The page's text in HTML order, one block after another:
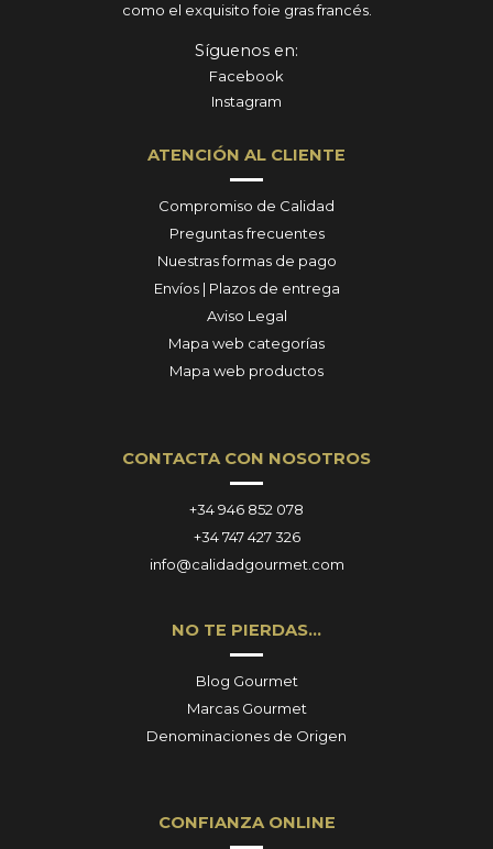
como el exquisito foie gras francés.
Síguenos en:
Facebook
Instagram
ATENCIÓN AL CLIENTE
Compromiso de Calidad
Preguntas frecuentes
Nuestras formas de pago
Envíos | Plazos de entrega
Aviso Legal
Mapa web categorías
Mapa web productos
CONTACTA CON NOSOTROS
+34 946 852 078
+34 747 427 326
info@calidadgourmet.com
NO TE PIERDAS…
Blog Gourmet
Marcas Gourmet
Denominaciones de Origen
CONFIANZA ONLINE